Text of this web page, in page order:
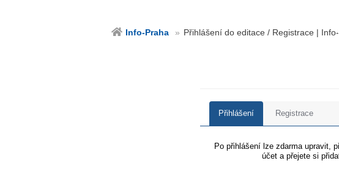
Info-Praha Přihlášení do editace / Registrace |
Přihlášení Registrace
Po přihlášení lze zdarma upravit,
účet a přejete si